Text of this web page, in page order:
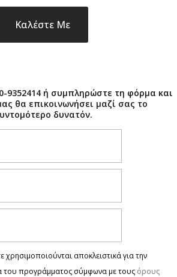
9352414 ή συμπληρώστε τη φόρμα και
θα επικοινωνήσει μαζί σας το
δυνατόν.
χρησιμοποιούνται αποκλειστικά για την
του προγράμματος σύμφωνα με τους όρους